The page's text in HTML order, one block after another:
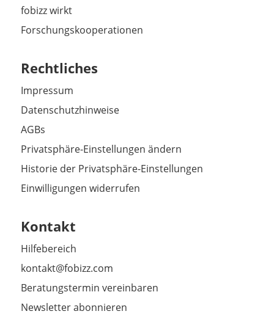
fobizz wirkt
Forschungskooperationen
Rechtliches
Impressum
Datenschutzhinweise
AGBs
Privatsphäre-Einstellungen ändern
Historie der Privatsphäre-Einstellungen
Einwilligungen widerrufen
Kontakt
Hilfebereich
kontakt@fobizz.com
Beratungstermin vereinbaren
Newsletter abonnieren